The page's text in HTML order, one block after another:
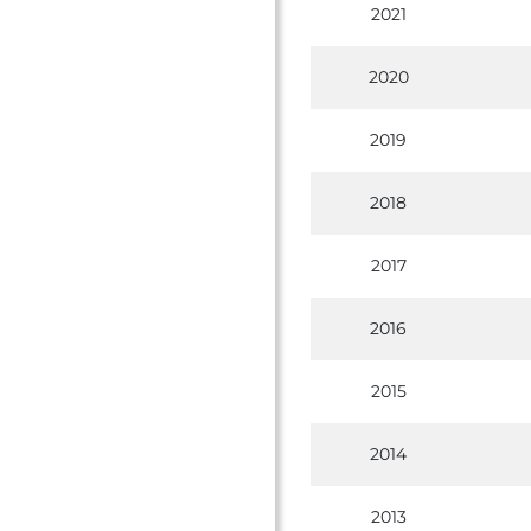
2021
2020
2019
2018
2017
2016
2015
2014
2013